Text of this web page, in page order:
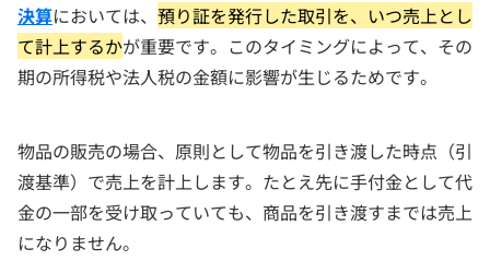
決算においては、 預り証を発行した取引を、いつ売上とし
て計上するかが重要です。このタイミングによって、その
期の所得税や法人税の金額に影響が生じるためです。
物品の販売の場合、原則として物品を引き渡した時点（引
渡基準）で売上を計上します。たとえ先に手付金として代
金の一部を受け取っていても、商品を引き渡すまでは売上
になりません。